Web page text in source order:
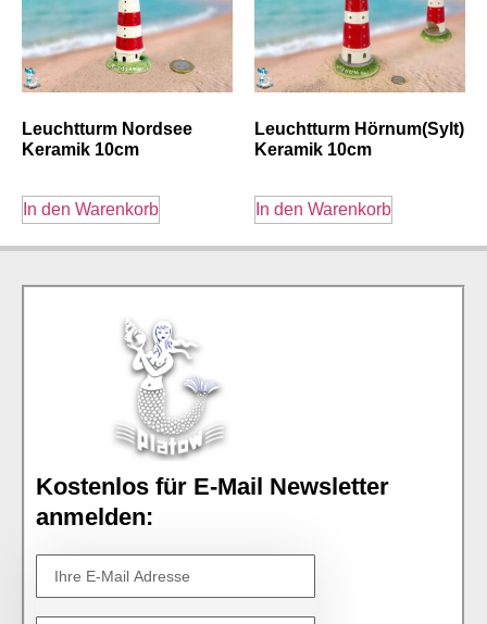
Leuchtturm Nordsee
Keramik 10cm
In den Warenkorb
Leuchtturm Hörnum(Sylt)
Keramik 10cm
In den Warenkorb
Kostenlos für E-Mail Newsletter
anmelden: